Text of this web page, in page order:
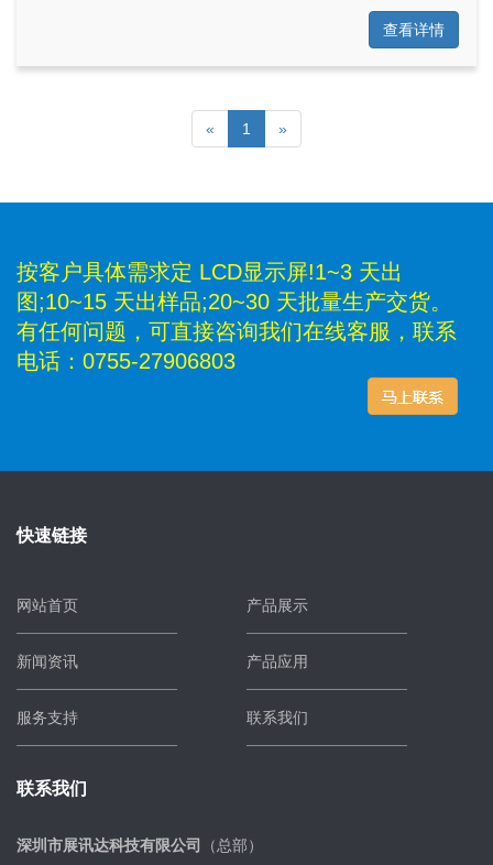
查看详情
« 1 »
按客户具体需求定 LCD显示屏!1~3 天出
图;10~15 天出样品;20~30 天批量生产交货。
有任何问题，可直接咨询我们在线客服，联系
电话：0755-27906803
快速链接
网站首页 产品展示
新闻资讯 产品应用
服务支持 联系我们
联系我们
深圳市展讯达科技有限公司
（总部）